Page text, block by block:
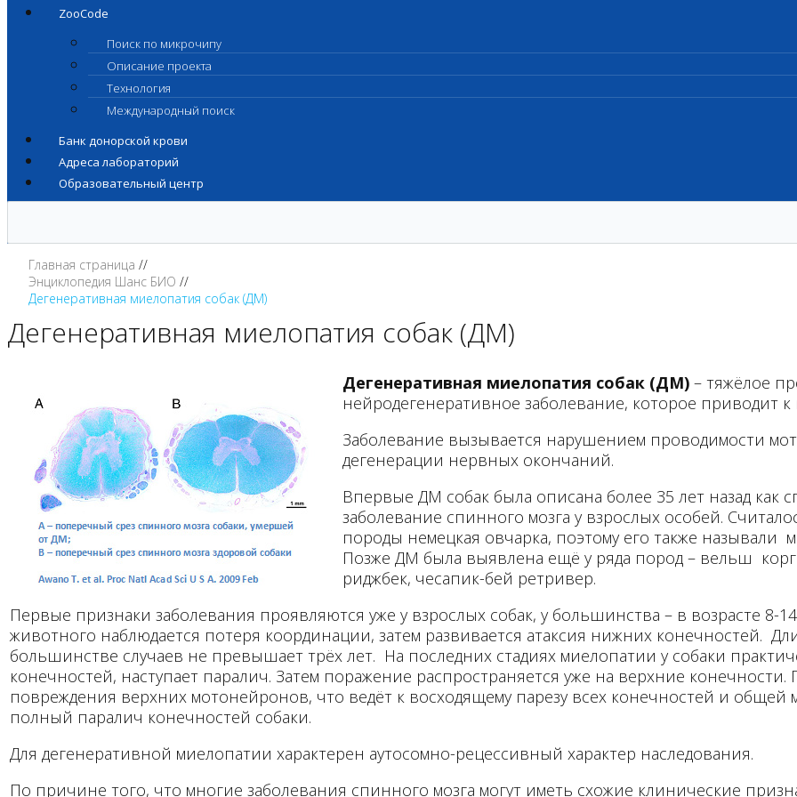
ZooCode
Поиск по микрочипу
Описание проекта
Технология
Международный поиск
Банк донорской крови
Адреса лабораторий
Образовательный центр
Главная страница
Энциклопедия Шанс БИО
Дегенеративная миелопатия собак (ДМ)
Дегенеративная миелопатия собак (ДМ)
Дегенеративная миелопатия собак (ДМ) – тяжёлое
нейродегенеративное заболевание, которое приводит
Заболевание вызывается нарушением проводимости
дегенерации нервных окончаний.
Впервые ДМ собак была описана более 35 лет назад как
заболевание спинного мозга у взрослых особей.
породы немецкая овчарка, поэтому его также называли
Позже ДМ была выявлена ещё у ряда пород – вельш
риджбек, чесапик-бей ретривер.
Первые признаки заболевания проявляются уже у взрослых собак, у большинства – в возрасте 8-
животного наблюдается потеря координации, затем развивается атаксия нижних конечностей.
большинстве случаев не превышает трёх лет. На последних стадиях миелопатии у собаки
конечностей, наступает паралич. Затем поражение распространяется уже на верхние
повреждения верхних мотонейронов, что ведёт к восходящему парезу всех конечностей и
полный паралич конечностей собаки.
Для дегенеративной миелопатии характерен аутосомно-рецессивный характер наследования.
По причине того, что многие заболевания спинного мозга могут иметь схожие клинические